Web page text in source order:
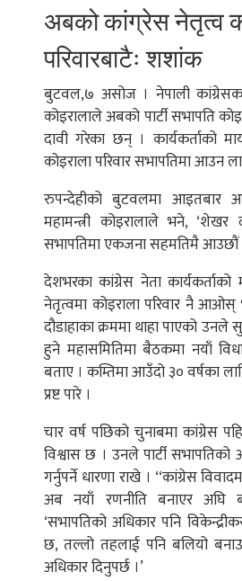
अबको कांग्रेस नेतृत्व
परिवारबाटैः शशांक
बुटवल,७ असोज । नेपाली
कोइरालाले अबको पार्टी सभापति
दावी गरेका छन् । कार्यकर्ताको
कोइराला परिवार सभापतिमा आउन
रुपन्देहीको बुटवलमा आइतबार
महामन्त्री कोइरालाले भने,
सभापतिमा एकजना सहमतिमै आउछौं
देशभरका कांग्रेस नेता कार्यकर्ताको
नेतृत्वमा कोइराला परिवार नै
दौडाहाका क्रममा थाहा पाएको
हुने महासमितिमा बैठकमा नयाँ
बताए । कम्तिमा आउँदो ३० वर्षका
प्रष्ट पारे ।
चार वर्ष पछिको चुनाबमा कांग्रेस
विश्वास छ । उनले पार्टी सभापतिको
गर्नुपर्ने धारणा राखे । ‘‘कांग्रेस
अब नयाँ रणनीति बनाएर अघि
‘सभापतिको अधिकार पनि
छ, तल्लो तहलाई पनि बलियो
अधिकार दिनुपर्छ ।’